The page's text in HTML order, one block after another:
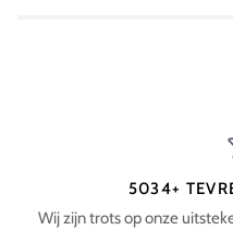
5034+
Wij zijn trots op onze